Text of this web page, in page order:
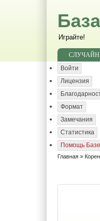
Играйте!
Войти
Лицензия
Формат
Замечания
Статистика
Помощь Базе
Главная »